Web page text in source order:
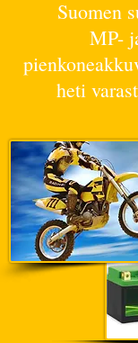
Suomen
MP-
heti